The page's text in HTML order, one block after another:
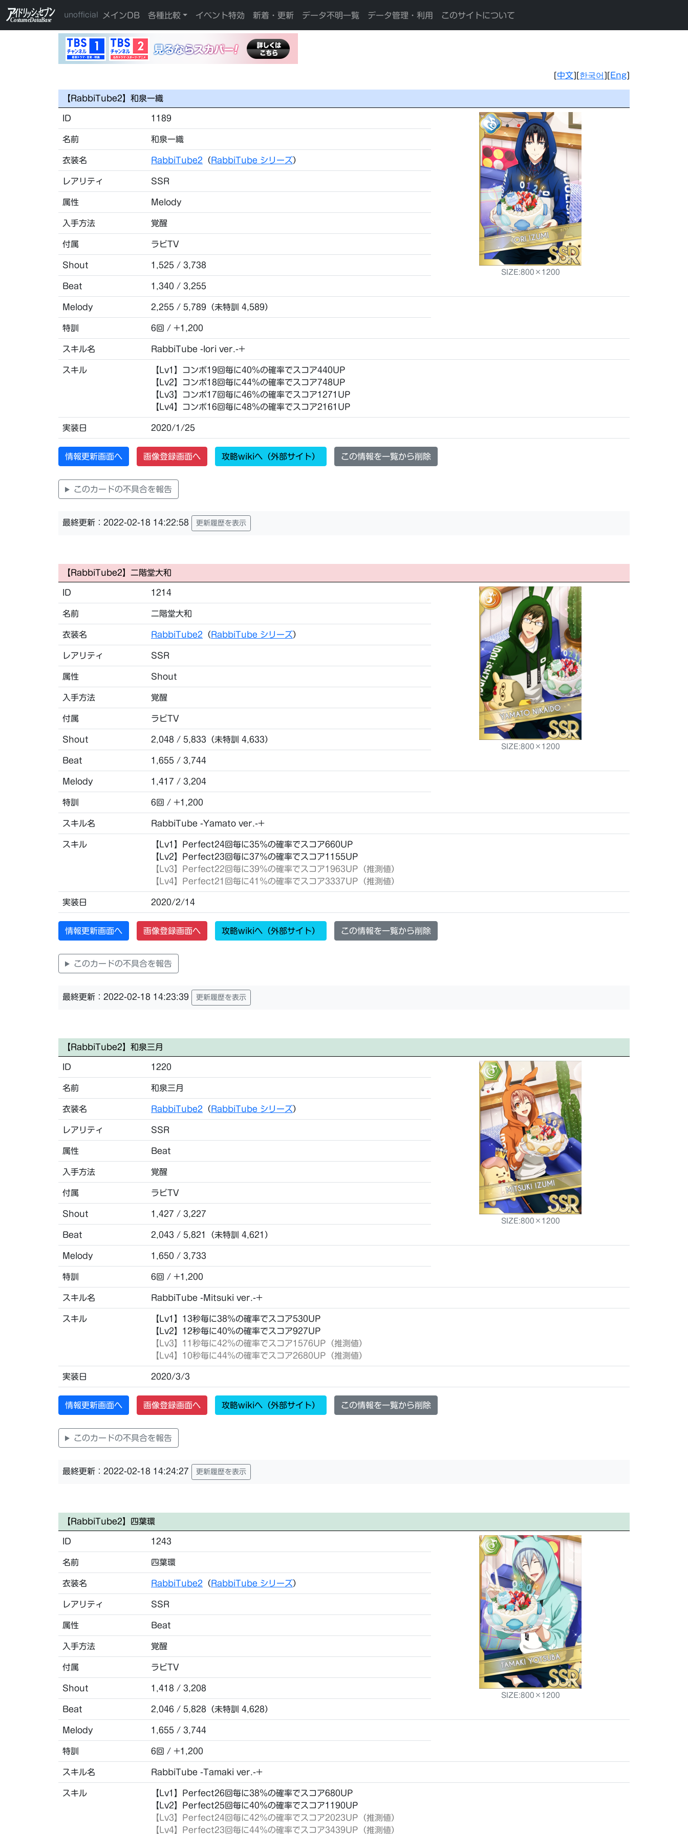
unofficial メインDB 各種比較 イベント特効 新着・更新 データ不明一覧 データ管理・利用 このサイトについて
[中文][한국어 ][Eng]
【RabbiTube2】和泉一織
ID 1189
SIZE:800×1200
名前 和泉一織
衣装名 RabbiTube2 （RabbiTube シリーズ）
レアリティ SSR
属性 Melody
入手方法 覚醒
付属 ラビTV
Shout 1,525 / 3,738
Beat 1,340 / 3,255
Melody 2,255 / 5,789（未特訓 4,589）
特訓 6回 / +1,200
スキル名 RabbiTube -Iori ver.-+
スキル
【Lv1】コンボ19回毎に40％の確率でスコア440UP
【Lv2】コンボ18回毎に44％の確率でスコア748UP
【Lv3】コンボ17回毎に46％の確率でスコア1271UP
【Lv4】コンボ16回毎に48％の確率でスコア2161UP
実装日 2020/1/25
情報更新画面へ 画像登録画面へ 攻略wikiへ（外部サイト） この情報を一覧から削除
このカードの不具合を報告
最終更新：2022-02-18 14:22:58 更新履歴を表示
【RabbiTube2】二階堂大和
ID 1214
SIZE:800×1200
名前 二階堂大和
衣装名 RabbiTube2 （RabbiTube シリーズ）
レアリティ SSR
属性 Shout
入手方法 覚醒
付属 ラビTV
Shout 2,048 / 5,833（未特訓 4,633）
Beat 1,655 / 3,744
Melody 1,417 / 3,204
特訓 6回 / +1,200
スキル名 RabbiTube -Yamato ver.-+
スキル
【Lv1】Perfect24回毎に35％の確率でスコア660UP
【Lv2】Perfect23回毎に37％の確率でスコア1155UP
【Lv3】Perfect22回毎に39％の確率でスコア1963UP（推測値）
【Lv4】Perfect21回毎に41％の確率でスコア3337UP（推測値）
実装日 2020/2/14
情報更新画面へ 画像登録画面へ 攻略wikiへ（外部サイト） この情報を一覧から削除
このカードの不具合を報告
最終更新：2022-02-18 14:23:39 更新履歴を表示
【RabbiTube2】和泉三月
ID 1220
SIZE:800×1200
名前 和泉三月
衣装名 RabbiTube2 （RabbiTube シリーズ）
レアリティ SSR
属性 Beat
入手方法 覚醒
付属 ラビTV
Shout 1,427 / 3,227
Beat 2,043 / 5,821（未特訓 4,621）
Melody 1,650 / 3,733
特訓 6回 / +1,200
スキル名 RabbiTube -Mitsuki ver.-+
スキル
【Lv1】13秒毎に38％の確率でスコア530UP
【Lv2】12秒毎に40％の確率でスコア927UP
【Lv3】11秒毎に42％の確率でスコア1576UP（推測値）
【Lv4】10秒毎に44％の確率でスコア2680UP（推測値）
実装日 2020/3/3
情報更新画面へ 画像登録画面へ 攻略wikiへ（外部サイト） この情報を一覧から削除
このカードの不具合を報告
最終更新：2022-02-18 14:24:27 更新履歴を表示
【RabbiTube2】四葉環
ID 1243
SIZE:800×1200
名前 四葉環
衣装名 RabbiTube2 （RabbiTube シリーズ）
レアリティ SSR
属性 Beat
入手方法 覚醒
付属 ラビTV
Shout 1,418 / 3,208
Beat 2,046 / 5,828（未特訓 4,628）
Melody 1,655 / 3,744
特訓 6回 / +1,200
スキル名 RabbiTube -Tamaki ver.-+
スキル
【Lv1】Perfect26回毎に38％の確率でスコア680UP
【Lv2】Perfect25回毎に40％の確率でスコア1190UP
【Lv3】Perfect24回毎に42％の確率でスコア2023UP（推測値）
【Lv4】Perfect23回毎に44％の確率でスコア3439UP（推測値）